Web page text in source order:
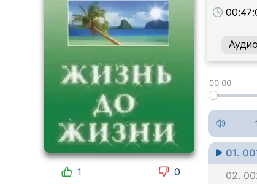
1 0
00:00
01.
02.